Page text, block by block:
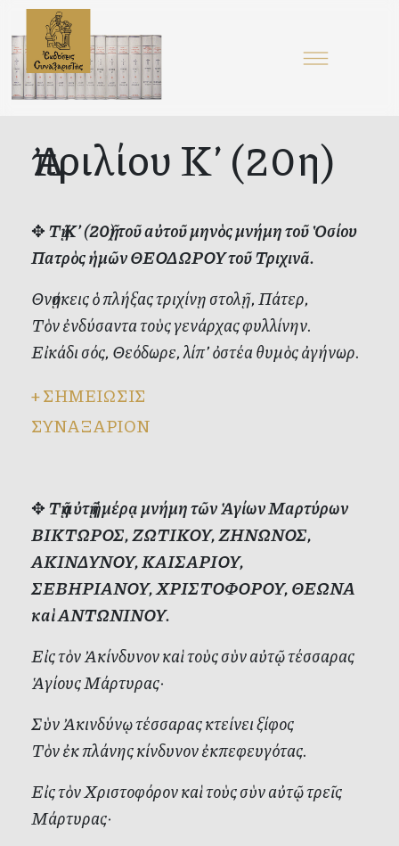
Ἀπριλίου Κ’ (20η)
✥Τῇ Κ’ (20ῇ) τοῦ αὐτοῦ μηνὸς μνήμη τοῦ Ὁσίου
Πατρὸς ἡμῶν ΘΕΟΔΩΡΟΥ τοῦ Τριχινᾶ.
Θνῄσκεις ὁ πλήξας τριχίνῃ στολῇ, Πάτερ,
Τὸν ἐνδύσαντα τοὺς γενάρχας φυλλίνην.
Εἰκάδι σός, Θεόδωρε, λίπ’ ὀστέα θυμὸς ἀγήνωρ.
+ΣΗΜΕΙΩΣΙΣ
ΣΥΝΑΞΑΡΙΟΝ
✥Τῇ αὐτῇ ἡμέρᾳ μνήμη τῶν Ἁγίων Μαρτύρων
ΒΙΚΤΩΡΟΣ, ΖΩΤΙΚΟΥ, ΖΗΝΩΝΟΣ,
ΑΚΙΝΔΥΝΟΥ, ΚΑΙΣΑΡΙΟΥ,
ΣΕΒΗΡΙΑΝΟΥ, ΧΡΙΣΤΟΦΟΡΟΥ, ΘΕΩΝΑ
καὶ ΑΝΤΩΝΙΝΟΥ.
Εἰς τὸν Ἀκίνδυνον καὶ τοὺς σὺν αὐτῷ τέσσαρας
Ἁγίους Μάρτυρας·
Σὺν Ἀκινδύνῳ τέσσαρας κτείνει ξίφος
Τὸν ἐκ πλάνης κίνδυνον ἐκπεφευγότας.
Εἰς τὸν Χριστοφόρον καὶ τοὺς σὺν αὐτῷ τρεῖς
Μάρτυρας·